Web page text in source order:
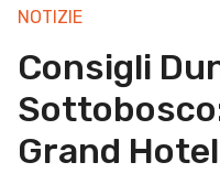
NOTIZIE
Consigli
Grand Hotel